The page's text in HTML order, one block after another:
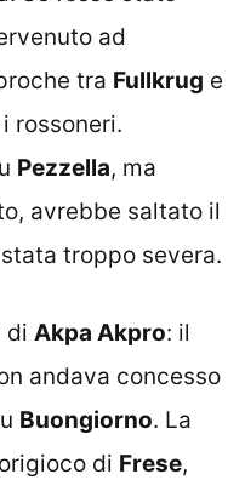
ad
tra Fullkrug e
rossoneri.
Pezzella, ma
avrebbe saltato il
troppo severa.
di Akpa Akpro: il
andava concesso
Buongiorno. La
di Frese,